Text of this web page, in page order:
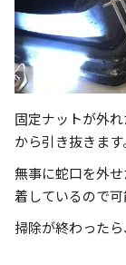
固定ナットが外
から引き抜きます
無事に蛇口を外
着しているので可
掃除が終わった